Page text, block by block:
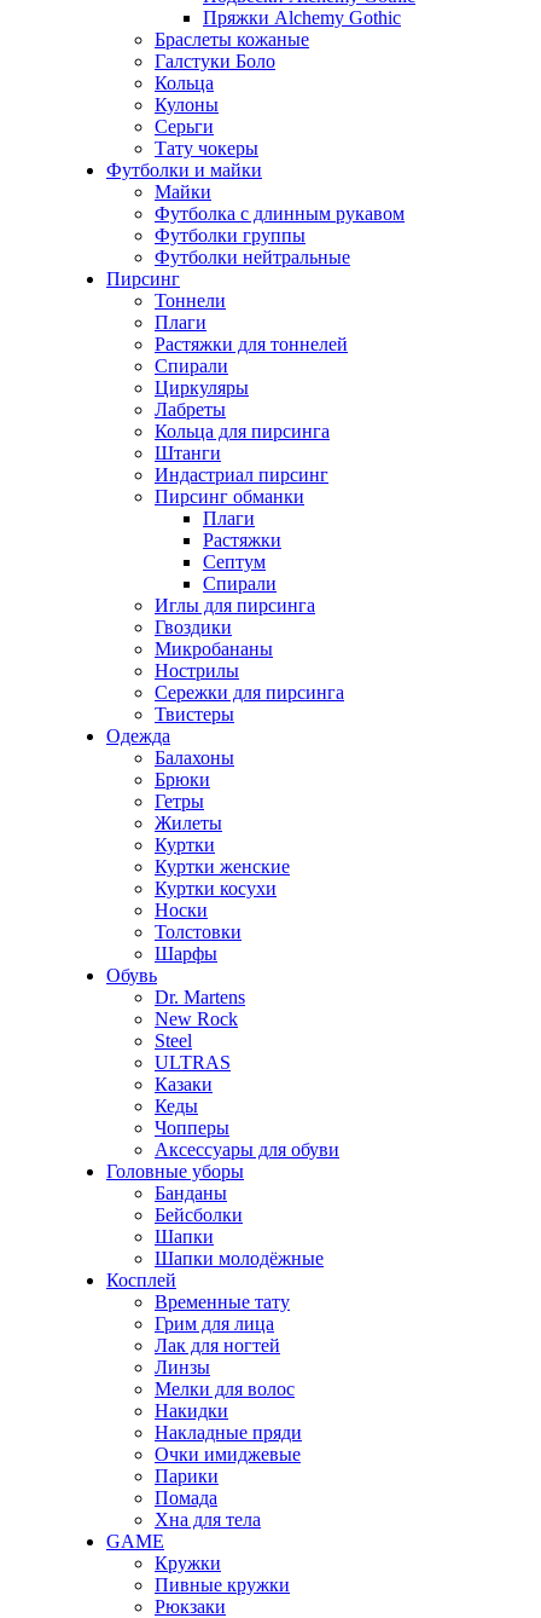
Пряжки Alchemy Gothic
Браслеты кожаные
Галстуки Боло
Кольца
Кулоны
Серьги
Тату чокеры
Футболки и майки
Майки
Футболка с длинным рукавом
Футболки группы
Футболки нейтральные
Пирсинг
Тоннели
Плаги
Растяжки для тоннелей
Спирали
Циркуляры
Лабреты
Кольца для пирсинга
Штанги
Индастриал пирсинг
Пирсинг обманки
Плаги
Растяжки
Септум
Спирали
Иглы для пирсинга
Гвоздики
Микробананы
Нострилы
Сережки для пирсинга
Твистеры
Одежда
Балахоны
Брюки
Гетры
Жилеты
Куртки
Куртки женские
Куртки косухи
Носки
Толстовки
Шарфы
Обувь
Dr. Martens
New Rock
Steel
ULTRAS
Казаки
Кеды
Чопперы
Аксессуары для обуви
Головные уборы
Банданы
Бейсболки
Шапки
Шапки молодёжные
Косплей
Временные тату
Грим для лица
Лак для ногтей
Линзы
Мелки для волос
Накидки
Накладные пряди
Очки имиджевые
Парики
Помада
Хна для тела
GAME
Кружки
Пивные кружки
Рюкзаки